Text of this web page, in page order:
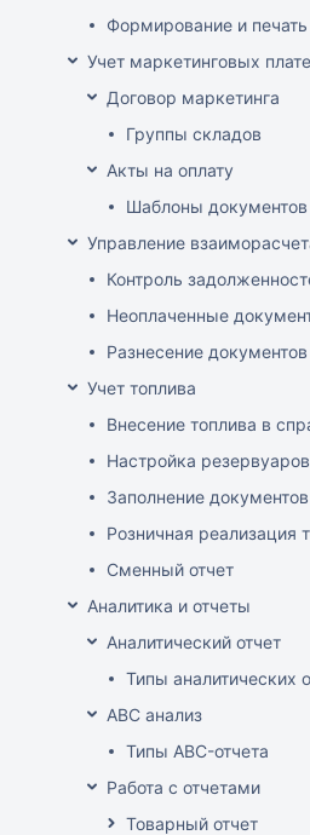
Формирование и
Учет маркетинговых
Договор маркетинга
Группы складов
Акты на оплату
Шаблоны документов
Управление
Контроль
Неоплаченные
Разнесение документов
Учет топлива
Внесение топлива в
Настройка резервуаров
Заполнение
Розничная реализация
Сменный отчет
Аналитика и отчеты
Аналитический отчет
Типы аналитических
ABC анализ
Типы ABC-отчета
Работа с отчетами
Товарный отчет